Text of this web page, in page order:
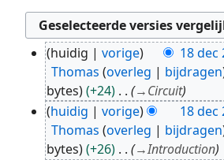
18
dec
2018
huidig vorige
18 dec
Thomas overleg bijdragen
bytes
+24 →Circuit
huidig
vorige
18 dec
Thomas overleg bijdragen
bytes
+26 →Introduction